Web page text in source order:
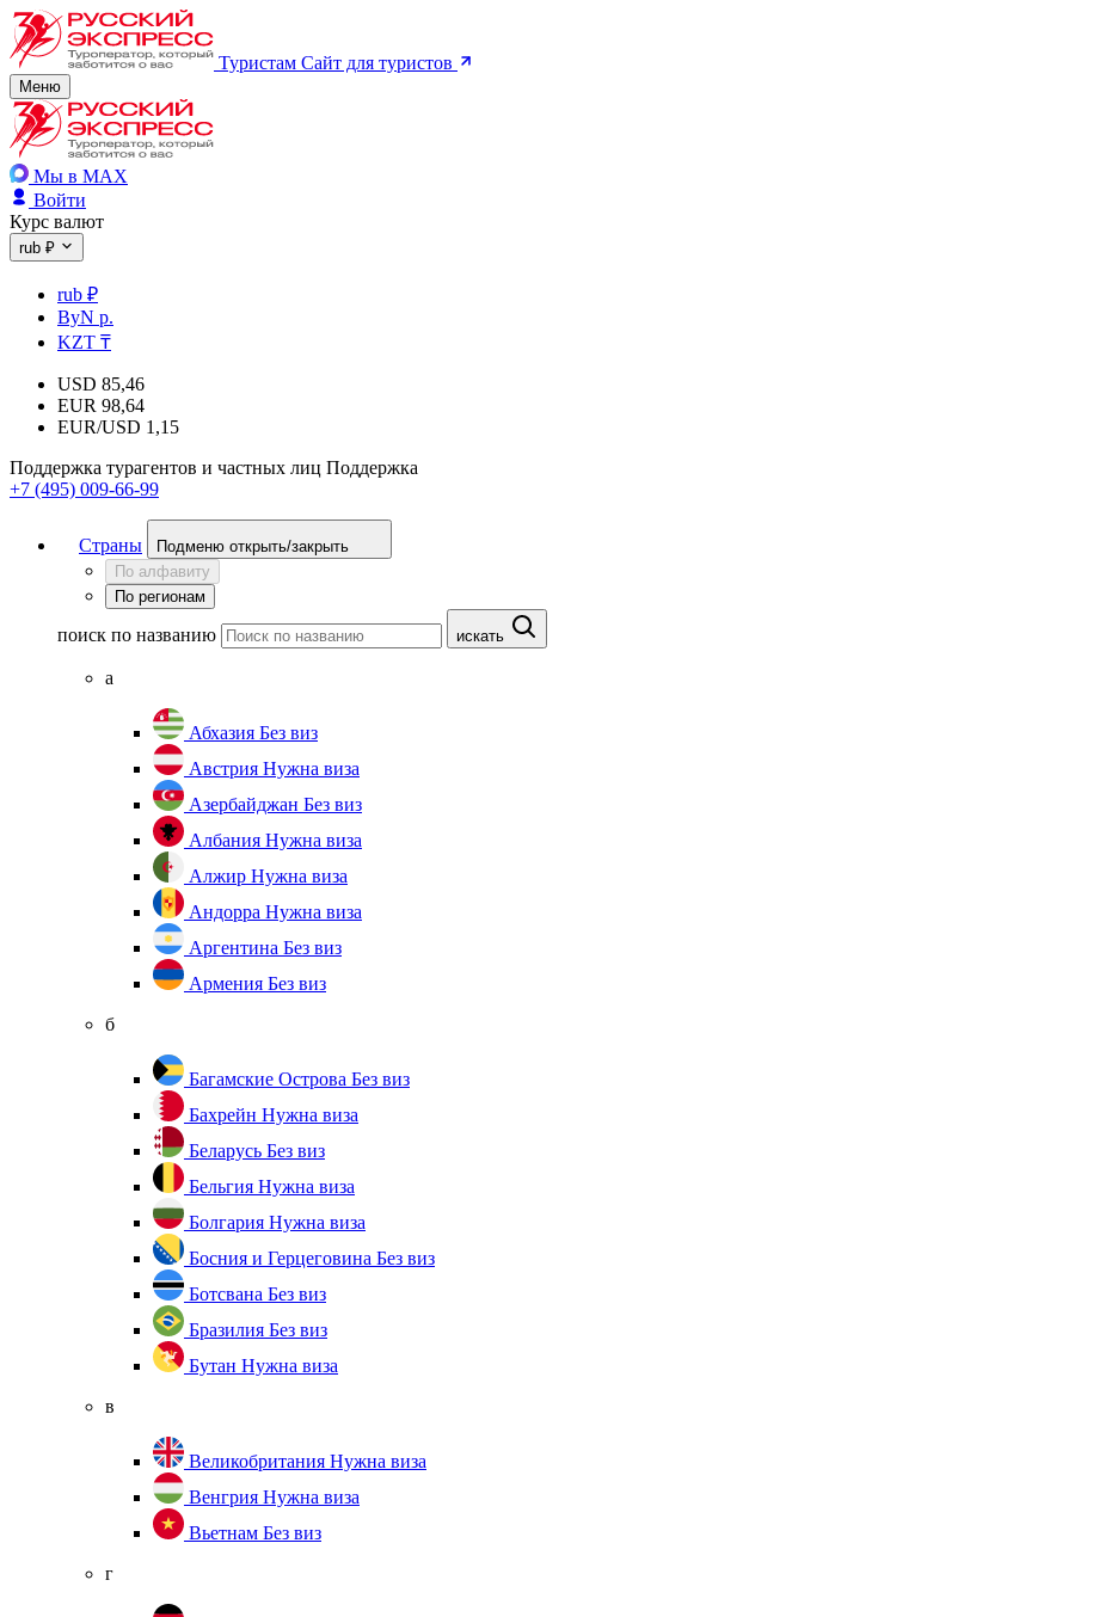
Туристам Сайт для туристов
Меню
Мы в MAX
Войти
Курс валют
rub ₽
rub ₽
ByN р.
KZT ₸
USD 85,46
EUR 98,64
EUR/USD 1,15
Поддержка турагентов и частных лиц Поддержка
+7 (495) 009-66-99
Страны
Подменю открыть/закрыть
По алфавиту
По регионам
поиск по названию искать
а
Абхазия Без виз
Австрия Нужна виза
Азербайджан Без виз
Албания Нужна виза
Алжир Нужна виза
Андорра Нужна виза
Аргентина Без виз
Армения Без виз
б
Багамские Острова Без виз
Бахрейн Нужна виза
Беларусь Без виз
Бельгия Нужна виза
Болгария Нужна виза
Босния и Герцеговина Без виз
Ботсвана Без виз
Бразилия Без виз
Бутан Нужна виза
в
Великобритания Нужна виза
Венгрия Нужна виза
Вьетнам Без виз
г